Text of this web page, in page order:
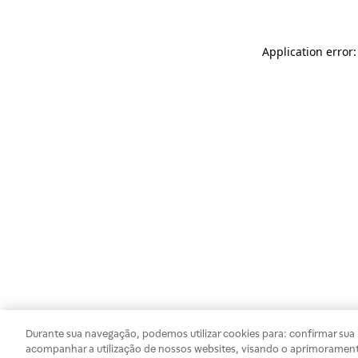
Application
Durante sua navegação, podemos utilizar cookies para: confirmar
acompanhar a utilização de nossos websites, visando o